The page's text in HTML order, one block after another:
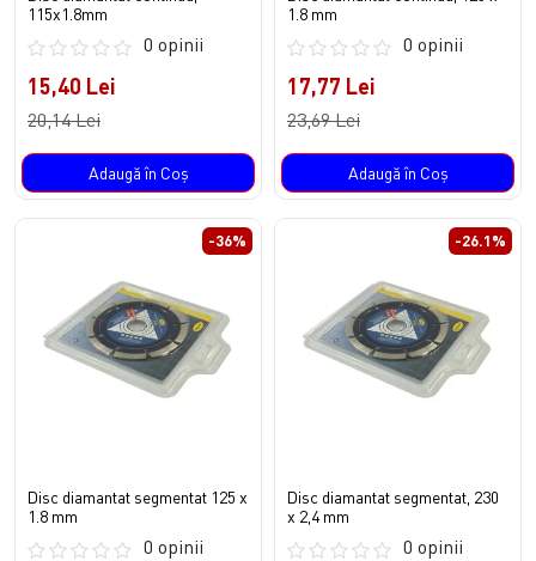
115x1.8mm
0 opinii
15,40 Lei
20,14 Lei
Adaugă în Coş
1.8 mm
0 opinii
17,77 Lei
23,69 Lei
Adaugă în Coş
-36%
Disc diamantat segmentat 125 x
1.8 mm
0 opinii
-26.1%
Disc diamantat segmentat, 230
x 2,4 mm
0 opinii